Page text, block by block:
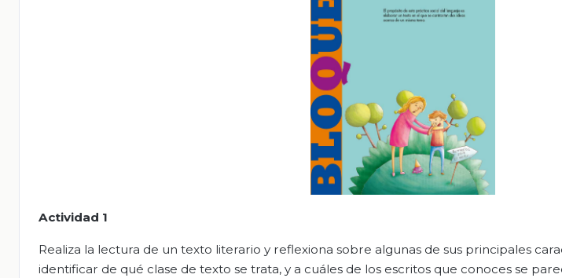
Actividad 1
Realiza la lectura de un texto literario y reflexiona sobre algunas de sus principales
identificar de qué clase de texto se trata, y a cuáles de los escritos que conoces se